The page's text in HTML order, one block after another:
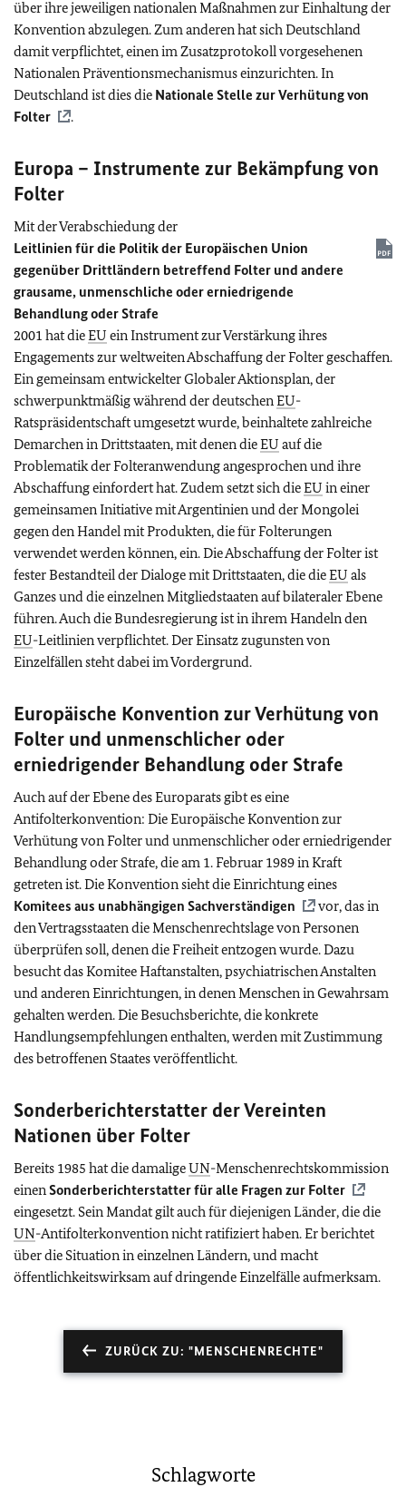
über ihre jeweiligen nationalen Maßnahmen zur Einhaltung der
Konvention abzulegen. Zum anderen hat sich Deutschland
damit verpflichtet, einen im Zusatzprotokoll vorgesehenen
Nationalen Präventionsmechanismus einzurichten. In
Deutschland ist dies die Nationale Stelle zur Verhütung von
Folter
.
Europa – Instrumente zur Bekämpfung von
Folter
Mit der Verabschiedung der
Leitlinien für die Politik der Europäischen Union
gegenüber Drittländern betreffend Folter und andere
grausame, unmenschliche oder erniedrigende
Behandlung oder Strafe
2001 hat dieEU ein Instrument zur Verstärkung ihres
Engagements zur weltweiten Abschaffung der Folter geschaffen.
Ein gemeinsam entwickelter Globaler Aktionsplan, der
schwerpunktmäßig während der deutschenEU-
Ratspräsidentschaft umgesetzt wurde, beinhaltete zahlreiche
Demarchen in Drittstaaten, mit denen dieEU auf die
Problematik der Folteranwendung angesprochen und ihre
Abschaffung einfordert hat. Zudem setzt sich dieEU in einer
gemeinsamen Initiative mit Argentinien und der Mongolei
gegen den Handel mit Produkten, die für Folterungen
verwendet werden können, ein. Die Abschaffung der Folter ist
fester Bestandteil der Dialoge mit Drittstaaten, die dieEU als
Ganzes und die einzelnen Mitgliedstaaten auf bilateraler Ebene
führen. Auch die Bundesregierung ist in ihrem Handeln den
EU-Leitlinien verpflichtet. Der Einsatz zugunsten von
Einzelfällen steht dabei im Vordergrund.
Europäische Konvention zur Verhütung von
Folter und unmenschlicher oder
erniedrigender Behandlung oder Strafe
Auch auf der Ebene des Europarats gibt es eine
Antifolterkonvention: Die Europäische Konvention zur
Verhütung von Folter und unmenschlicher oder erniedrigender
Behandlung oder Strafe, die am 1. Februar 1989 in Kraft
getreten ist. Die Konvention sieht die Einrichtung eines
Komitees aus unabhängigen Sachverständigen
vor, das in
den Vertragsstaaten die Menschenrechtslage von Personen
überprüfen soll, denen die Freiheit entzogen wurde. Dazu
besucht das Komitee Haftanstalten, psychiatrischen Anstalten
und anderen Einrichtungen, in denen Menschen in Gewahrsam
gehalten werden. Die Besuchsberichte, die konkrete
Handlungsempfehlungen enthalten, werden mit Zustimmung
des betroffenen Staates veröffentlicht.
Sonderberichterstatter der Vereinten
Nationen über Folter
Bereits 1985 hat die damaligeUN-Menschenrechtskommission
einenSonderberichterstatter für alle Fragen zur Folter
eingesetzt. Sein Mandat gilt auch für diejenigen Länder, die die
UN-Antifolterkonvention nicht ratifiziert haben. Er berichtet
über die Situation in einzelnen Ländern, und macht
öffentlichkeitswirksam auf dringende Einzelfälle aufmerksam.
ZURÜCK ZU: "MENSCHENRECHTE"
Schlagworte